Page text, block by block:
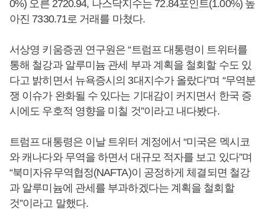
0%) 오른 2720.94, 나스닥지수는 72.84포인트(1.00%) 높
아진 7330.71로 거래를 마쳤다.
서상영 키움증권 연구원은 “트럼프 대통령이 트위터를
통해 철강과 알루미늄 관세 부과 계획을 철회할 수도 있
다고 밝히면서 뉴욕증시의 3대지수가 올랐다”며 “무역분
쟁 이슈가 완화될 수 있다는 기대감이 커지면서 한국 증
시에도 우호적 영향을 미칠 것”이라고 내다봤다.
트럼프 대통령은 이날 트위터 계정에서 “미국은 멕시코
와 캐나다와 무역을 하면서 대규모 적자를 보고 있다”며
“북미자유무역협정(NAFTA)이 공정하게 체결되면 철강
과 알루미늄에 관세를 부과하겠다는 계획을 철회할
것”이라고 말했다.